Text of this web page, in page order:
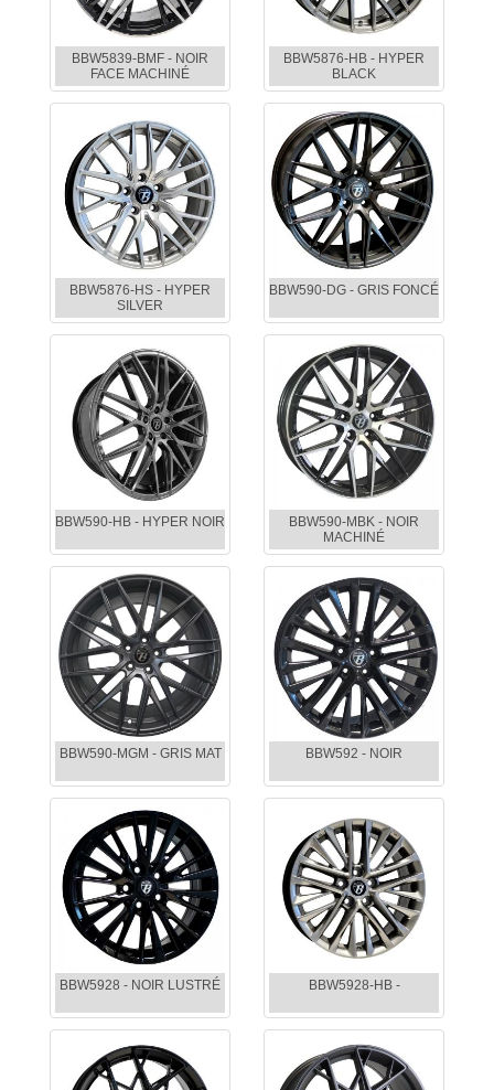
BBW5839-BMF - NOIR
FACE MACHINÉ
BBW5876-HB - HYPER
BLACK
BBW5876-HS - HYPER
SILVER
BBW590-DG - GRIS FONCÉ
BBW590-HB - HYPER NOIR
BBW590-MBK - NOIR
MACHINÉ
BBW590-MGM - GRIS MAT BBW592 - NOIR
BBW5928 - NOIR LUSTRÉ BBW5928-HB -